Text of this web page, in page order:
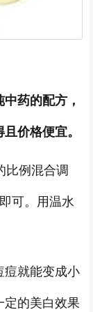
中药的配方，
价格便宜。
比例混合调
可。用温水
痘就能变成小
定的美白效果